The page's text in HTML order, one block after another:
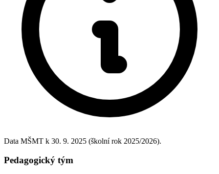
Data MŠMT k 30. 9. 2025 (školní rok 2025/2026).
Pedagogický tým